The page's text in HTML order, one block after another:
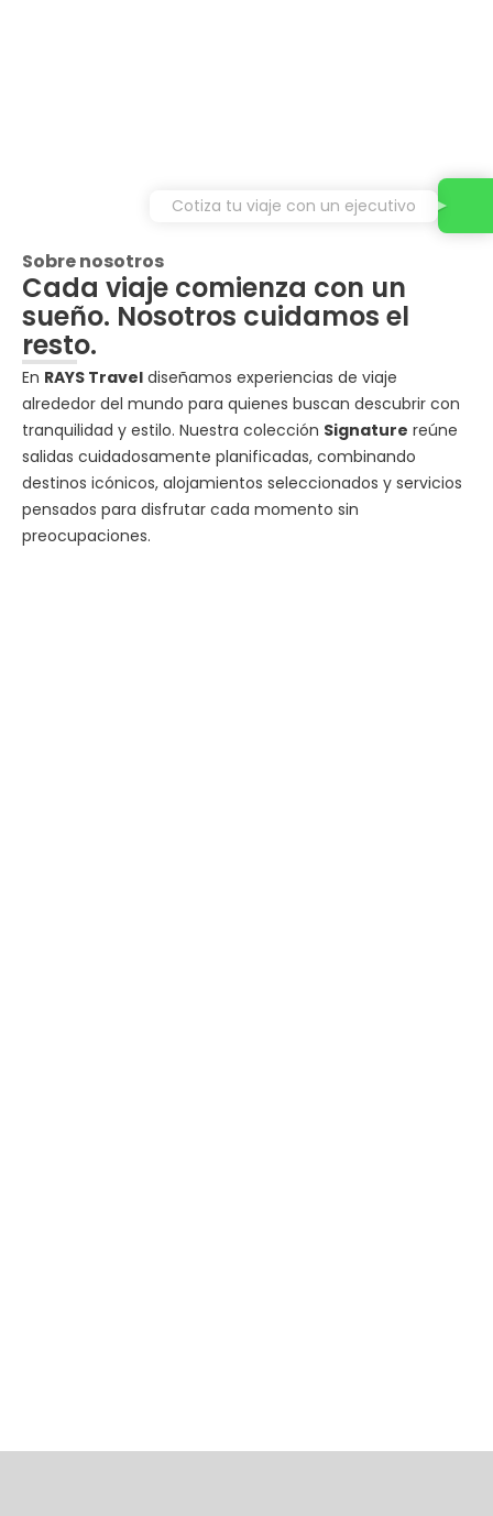
Sobre nosotros
Cada viaje comienza con un
sueño. Nosotros cuidamos el
resto.
En RAYS Travel diseñamos experiencias de viaje
alrededor del mundo para quienes buscan descubrir con
tranquilidad y estilo. Nuestra colección Signature reúne
salidas cuidadosamente planificadas, combinando
destinos icónicos, alojamientos seleccionados y servicios
pensados para disfrutar cada momento sin
preocupaciones.
Cotiza tu viaje con un ejecutivo